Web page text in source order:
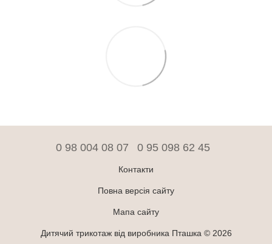
0 98 004 08 07 0 95 098 62 45
Контакти
Повна версія сайту
Мапа сайту
Дитячий трикотаж від виробника Пташка © 2026